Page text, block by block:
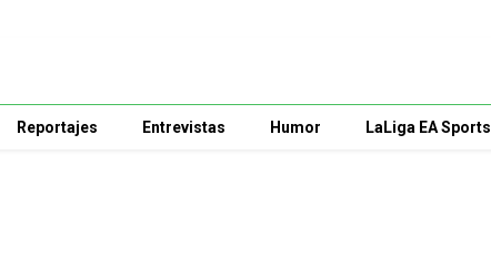
Reportajes Entrevistas Humor LaLiga EA Sports